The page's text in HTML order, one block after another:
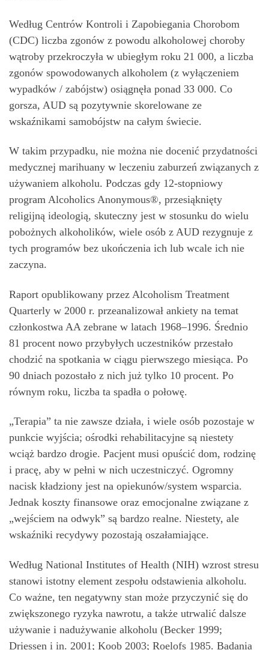
Według Centrów Kontroli i Zapobiegania Chorobom
(CDC) liczba zgonów z powodu alkoholowej choroby
wątroby przekroczyła w ubiegłym roku 21 000, a liczba
zgonów spowodowanych alkoholem (z wyłączeniem
wypadków / zabójstw) osiągnęła ponad 33 000. Co
gorsza, AUD są pozytywnie skorelowane ze
wskaźnikami samobójstw na całym świecie.
W takim przypadku, nie można nie docenić przydatności
medycznej marihuany w leczeniu zaburzeń związanych z
używaniem alkoholu. Podczas gdy 12-stopniowy
program Alcoholics Anonymous®, przesiąknięty
religijną ideologią, skuteczny jest w stosunku do wielu
pobożnych alkoholików, wiele osób z AUD rezygnuje z
tych programów bez ukończenia ich lub wcale ich nie
zaczyna.
Raport opublikowany przez Alcoholism Treatment
Quarterly w 2000 r. przeanalizował ankiety na temat
członkostwa AA zebrane w latach 1968–1996. Średnio
81 procent nowo przybyłych uczestników przestało
chodzić na spotkania w ciągu pierwszego miesiąca. Po
90 dniach pozostało z nich już tylko 10 procent. Po
równym roku, liczba ta spadła o połowę.
„Terapia” ta nie zawsze działa, i wiele osób pozostaje w
punkcie wyjścia; ośrodki rehabilitacyjne są niestety
wciąż bardzo drogie. Pacjent musi opuścić dom, rodzinę
i pracę, aby w pełni w nich uczestniczyć. Ogromny
nacisk kładziony jest na opiekunów/system wsparcia.
Jednak koszty finansowe oraz emocjonalne związane z
„wejściem na odwyk” są bardzo realne. Niestety, ale
wskaźniki recydywy pozostają oszałamiające.
Według National Institutes of Health (NIH) wzrost stresu
stanowi istotny element zespołu odstawienia alkoholu.
Co ważne, ten negatywny stan może przyczynić się do
zwiększonego ryzyka nawrotu, a także utrwalić dalsze
używanie i nadużywanie alkoholu (Becker 1999;
Driessen i in. 2001; Koob 2003; Roelofs 1985. Badania